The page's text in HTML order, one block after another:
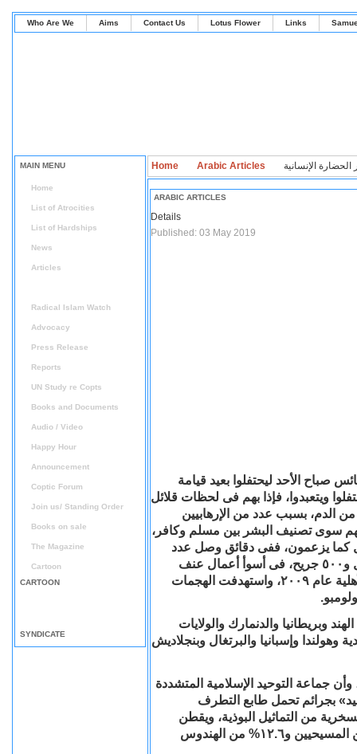
Who Are We Aims Contact Us Lotus Flower Links
MAIN MENU
Home
List of Atrocities
List of Hardships
News
Articles
Radical Islam Watch
Advocacy
Press Release
Reports
UN Study re Copts
Books and Documents
Audio / Video
Happy Hour
Announcement
Coptic Forum
Join us/ Standing Order
Books on sale
The Magazine
Cartoon
CARTOON
SYNDICATE
Home Arabic Articles
ARABIC ARTICLES
Details
Published: 03 May 2019
صباح الأحد ليحتفلوا بعيد قيامة
ويتعبدوا، فإذا بهم فى لحظات قلائل
الدم، بسبب عدد من الإرهابيين
لهم سوى تصنيف البشر بين مسلم وكافر،
كما يزعمون، ففى دقائق وصل عدد
شهداء التفجيرات الإرهابية إلى حوالى 310 شهداء على الأقل و٥٠٠ جريح، فى أسوأ أعمال عنف
تشهدها الجزيرة الواقعة فى جنوب آسيا منذ انتهاء الحرب الأهلية عام ٢٠٠٩، واستهدفت الهجمات
أن بين القتلى 39 أجنبيًا من الهند وبريطانيا والدنمارك والولايات
وهولندا وإسبانيا والبرتغال وبنجلاديش
جماعة التوحيد الإسلامية المتشددة
بجرائم تحمل طابع التطرف
من التماثيل البوذية، ويقطن
سريلانكا ٢١ مليون نسمة، بينهم ٧٠% من البوذيين، و٦% من المسيحيين و١٢.٦% من الهندوس